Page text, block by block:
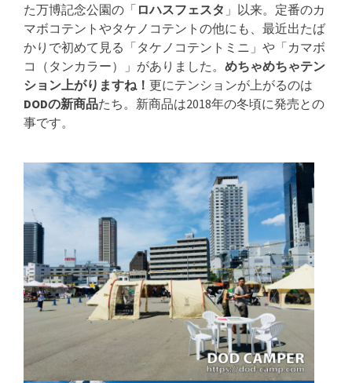
た万博記念公園の「 ロハスフェスタ 」以来。定番のカ
マボコテントやタケノコテントの他にも、最近出たば
かりで初めて見る「タケノコテントミニ」や「カマボ
コ（タンカラー）」がありました。 めちゃめちゃテン
ション上がりますね！ 更にテンションが上がるのは
DODの新商品たち。新商品は2018年の冬頃に発売との
事です。